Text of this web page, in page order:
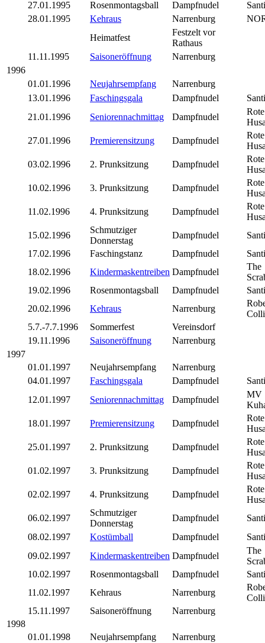
27.01.1995
Rosenmontagsball Dampfnudel
28.01.1995
Kehraus Narrenburg
Heimatfest
Festzelt vor
Rathaus
11.11.1995
Saisoneröffnung
Narrenburg
1996
01.01.1996
Neujahrsempfang
Narrenburg
13.01.1996
Faschingsgala Dampfnudel
21.01.1996
Seniorennachmittag Dampfnudel
Rote
27.01.1996
Premierensitzung Dampfnudel
Rote
03.02.1996
2. Prunksitzung Dampfnudel
Rote
10.02.1996
3. Prunksitzung Dampfnudel
Rote
11.02.1996
4. Prunksitzung Dampfnudel
Rote
15.02.1996
Schmutziger
Donnerstag
Dampfnudel
17.02.1996
Faschingstanz Dampfnudel
18.02.1996
Kindermaskentreiben Dampfnudel
The
19.02.1996
Rosenmontagsball Dampfnudel
20.02.1996
Kehraus Narrenburg
5.7.-7.7.1996
Sommerfest
Vereinsdorf
19.11.1996
Saisoneröffnung
Narrenburg
1997
01.01.1997
Neujahrsempfang
Narrenburg
04.01.1997
Faschingsgala Dampfnudel
12.01.1997
Seniorennachmittag Dampfnudel
MV
18.01.1997
Premierensitzung Dampfnudel
Rote
25.01.1997
2. Prunksitzung Dampfnudel
Rote
01.02.1997
3. Prunksitzung Dampfnudel
Rote
02.02.1997
4. Prunksitzung Dampfnudel
Rote
06.02.1997
Schmutziger
Donnerstag
Dampfnudel
08.02.1997
Kostümball Dampfnudel
09.02.1997
Kindermaskentreiben Dampfnudel
The
10.02.1997
Rosenmontagsball Dampfnudel
11.02.1997
Kehraus Narrenburg
15.11.1997
Saisoneröffnung
Narrenburg
1998
01.01.1998
Neujahrsempfang
Narrenburg